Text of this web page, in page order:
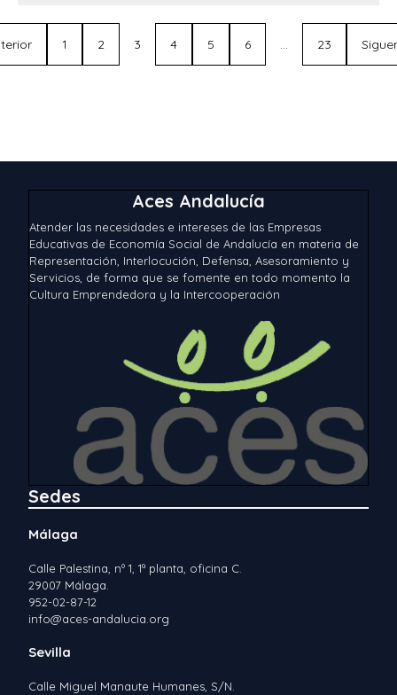
1 2 3 4 5 6 … 23
Aces Andalucía
Atender las necesidades e intereses de las Empresas
Educativas de Economía Social de Andalucía en materia de
Representación, Interlocución, Defensa, Asesoramiento y
Servicios, de forma que se fomente en todo momento la
Cultura Emprendedora y la Intercooperación
Sedes
Málaga
Calle Palestina, nº 1, 1ª planta, oficina C.
29007 Málaga.
952-02-87-12
info@aces-andalucia.org
Sevilla
Calle Miguel Manaute Humanes, S/N.